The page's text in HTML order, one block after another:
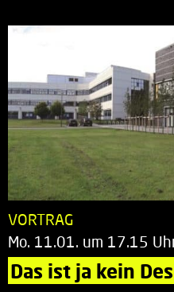
VORTRAG
Mo. 11.01. um 17.15
Das ist ja kein